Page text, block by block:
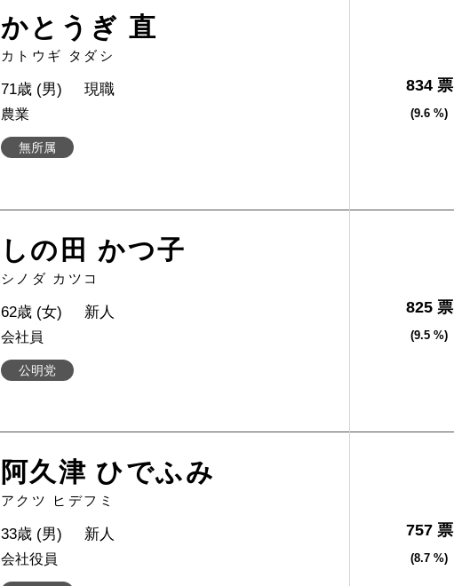
かとうぎ 直
カトウギ タダシ
無所属
71歳 (男) 現職
農業
834 票
(9.6 %)
しの田 かつ子
シノダ カツコ
公明党
62歳 (女) 新人
会社員
825 票
(9.5 %)
阿久津 ひでふみ
アクツ ヒデフミ
33歳 (男) 新人
会社役員
757 票
(8.7 %)